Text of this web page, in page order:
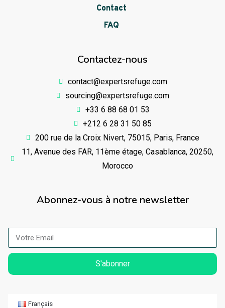
Contact
FAQ
Contactez-nous
contact@expertsrefuge.com
sourcing@expertsrefuge.com
+33 6 88 68 01 53
+212 6 28 31 50 85
200 rue de la Croix Nivert, 75015, Paris, France
11, Avenue des FAR, 11ème étage, Casablanca, 20250,
Morocco
Abonnez-vous à notre newsletter
S'abonner
Français